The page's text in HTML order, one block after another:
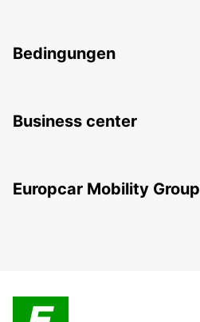
Bedingungen
Business center
Europcar Mobility Group